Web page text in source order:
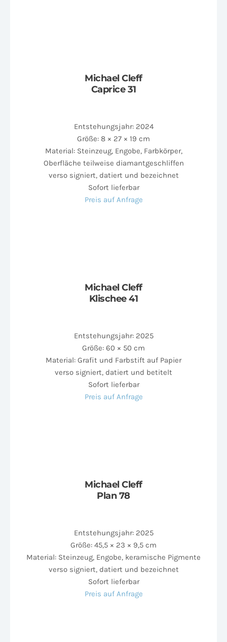
Michael Cleff
Caprice 31
Entstehungsjahr: 2024
Größe: 8 × 27 × 19 cm
Material: Steinzeug, Engobe, Farbkörper,
Oberfläche teilweise diamantgeschliffen
verso signiert, datiert und bezeichnet
Sofort lieferbar
Preis auf Anfrage
Michael Cleff
Klischee 41
Entstehungsjahr: 2025
Größe: 60 × 50 cm
Material: Grafit und Farbstift auf Papier
verso signiert, datiert und betitelt
Sofort lieferbar
Preis auf Anfrage
Michael Cleff
Plan 78
Entstehungsjahr: 2025
Größe: 45,5 × 23 × 9,5 cm
Material: Steinzeug, Engobe, keramische Pigmente
verso signiert, datiert und bezeichnet
Sofort lieferbar
Preis auf Anfrage